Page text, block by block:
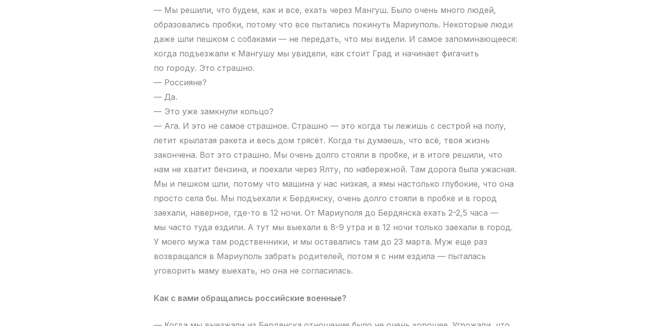
— Мы решили, что будем, как и все, ехать через Мангуш. Было очень много людей,
образовались пробки, потому что все пытались покинуть Мариуполь. Некоторые люди
даже шли пешком с собаками — не передать, что мы видели. И самое запоминающееся:
когда подъезжали к Мангушу мы увидели, как стоит Град и начинает фигачить
по городу. Это страшно.
— Россияне?
— Да.
— Это уже замкнули кольцо?
— Ага. И это не самое страшное. Страшно — это когда ты лежишь с сестрой на полу,
летит крылатая ракета и весь дом трясёт. Когда ты думаешь, что всё, твоя жизнь
закончена. Вот это страшно. Мы очень долго стояли в пробке, и в итоге решили, что
нам не хватит бензина, и поехали через Ялту, по набережной. Там дорога была ужасная.
Мы и пешком шли, потому что машина у нас низкая, а ямы настолько глубокие, что она
просто села бы. Мы подъехали к Бердянску, очень долго стояли в пробке и в город
заехали, наверное, где-то в 12 ночи. От Мариуполя до Бердянска ехать 2-2,5 часа —
мы часто туда ездили. А тут мы выехали в 8-9 утра и в 12 ночи только заехали в город.
У моего мужа там родственники, и мы оставались там до 23 марта. Муж еще раз
возвращался в Мариуполь забрать родителей, потом я с ним ездила — пыталась
уговорить маму выехать, но она не согласилась.
Как с вами обращались российские военные?